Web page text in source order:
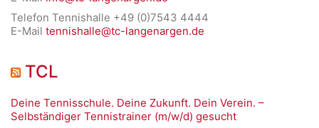
Telefon Tennishalle +49 (0)7543 4444
E-Mail tennishalle@tc-langenargen.de
TCL
Deine Tennisschule. Deine Zukunft. Dein Verein. –
Selbständiger Tennistrainer (m/w/d) gesucht